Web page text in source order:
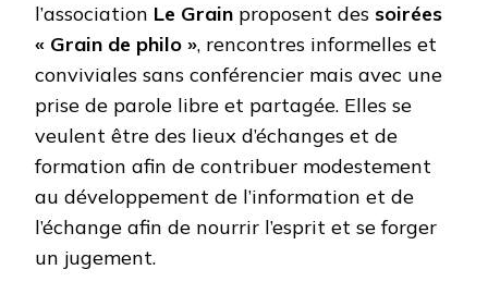
l’association Le Grain proposent des soirées
« Grain de philo », rencontres informelles et
conviviales sans conférencier mais avec une
prise de parole libre et partagée. Elles se
veulent être des lieux d’échanges et de
formation afin de contribuer modestement
au développement de l’information et de
l’échange afin de nourrir l’esprit et se forger
un jugement.